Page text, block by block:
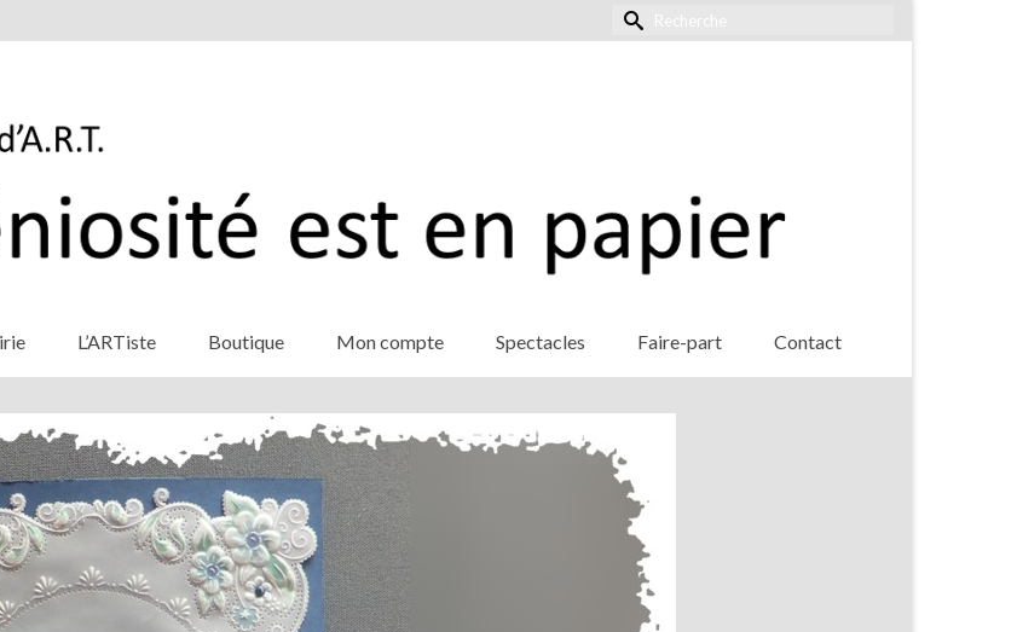
Rechercher :
L’ARTiste Boutique Mon compte Spectacles Faire-part Contact